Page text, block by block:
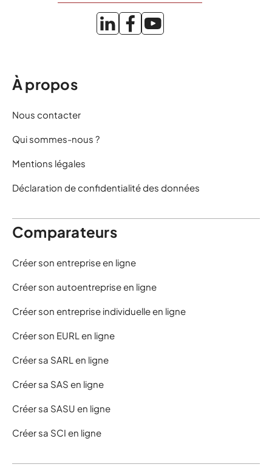
À propos
Nous contacter
Qui sommes-nous ?
Mentions légales
Déclaration de confidentialité des données
Comparateurs
Créer son entreprise en ligne
Créer son autoentreprise en ligne
Créer son entreprise individuelle en ligne
Créer son EURL en ligne
Créer sa SARL en ligne
Créer sa SAS en ligne
Créer sa SASU en ligne
Créer sa SCI en ligne